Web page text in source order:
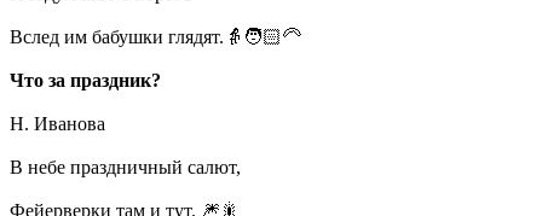
Вслед им бабушки глядят.👵🧑🏻‍🦳
Что за праздник?
Н. Иванова
В небе праздничный салют,
Фейерверки там и тут. 🎆🎇